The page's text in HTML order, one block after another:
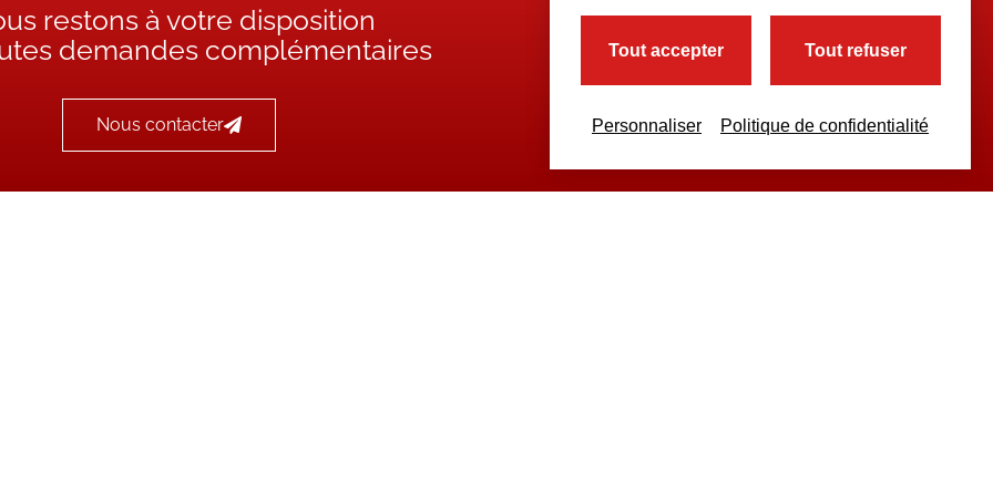
restons à votre disposition
demandes complémentaires
Nous contacter
Tout accepter Tout refuser
Personnaliser Politique de confidentialité